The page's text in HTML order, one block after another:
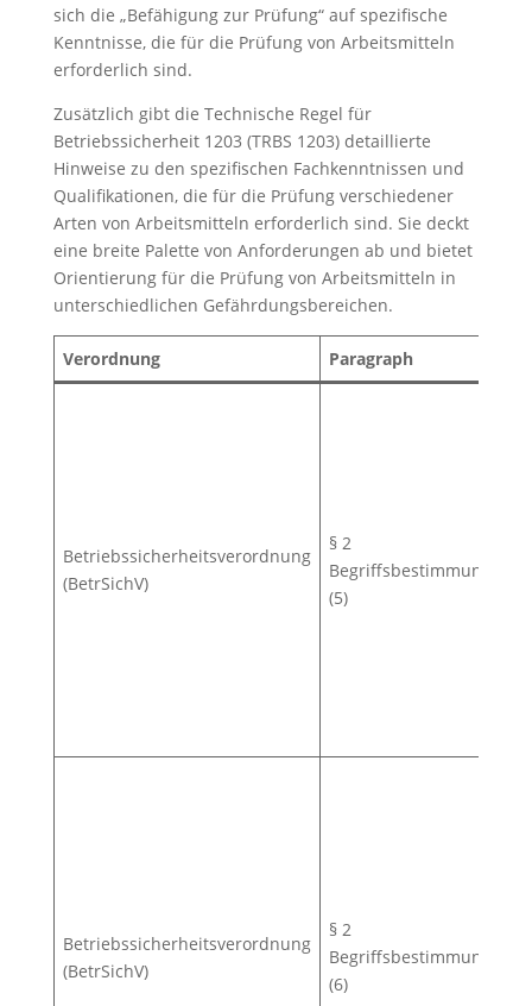
sich die „Befähigung zur Prüfung“ auf spezifische
Kenntnisse, die für die Prüfung von Arbeitsmitteln
erforderlich sind.
Zusätzlich gibt die Technische Regel für
Betriebssicherheit 1203 (TRBS 1203) detaillierte
Hinweise zu den spezifischen Fachkenntnissen und
Qualifikationen, die für die Prüfung verschiedener
Arten von Arbeitsmitteln erforderlich sind. Sie deckt
eine breite Palette von Anforderungen ab und bietet
Orientierung für die Prüfung von Arbeitsmitteln in
unterschiedlichen Gefährdungsbereichen.
Verordnung Paragraph
Betriebssicherheitsverordnung
(BetrSichV)
§ 2
Begriffsbestimmungen
(5)
Betriebssicherheitsverordnung
(BetrSichV)
§ 2
Begriffsbestimmungen
(6)